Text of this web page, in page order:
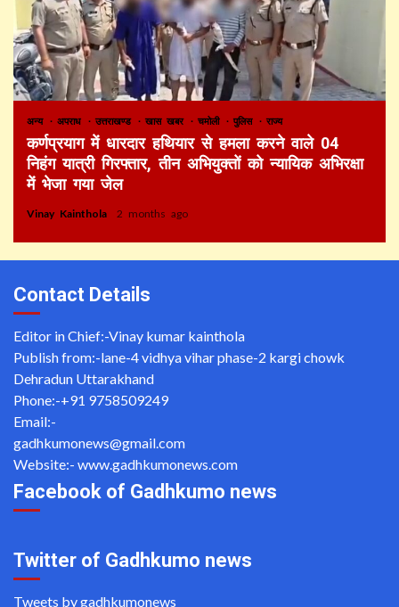
अन्य अपराध उत्तराखण्ड खास खबर चमोली पुलिस राज्य
कर्णप्रयाग में धारदार हथियार से हमला करने वाले 04
निहंग यात्री गिरफ्तार, तीन अभियुक्तों को न्यायिक अभिरक्षा
में भेजा गया जेल
Vinay Kainthola 2 months ago
Contact Details
Editor in Chief:-Vinay kumar kainthola
Publish from:-lane-4 vidhya vihar phase-2 kargi chowk
Dehradun Uttarakhand
Phone:-+91 9758509249
Email:-
gadhkumonews@gmail.com
Website:- www.gadhkumonews.com
Facebook of Gadhkumo news
Twitter of Gadhkumo news
Tweets by gadhkumonews